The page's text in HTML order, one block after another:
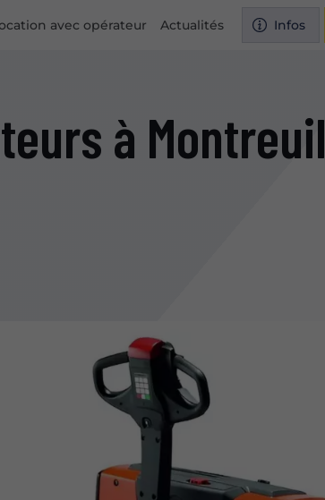
avec opérateur Actualités Infos
à Montreuil